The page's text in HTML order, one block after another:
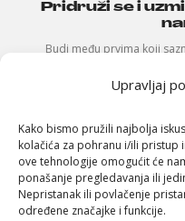
Upravljaj
Kako bismo pružili najbolja
kolačića za pohranu i/ili pristup
ove tehnologije omogućit će
ponašanje pregledavanja ili
Nepristanak ili povlačenje
određene značajke i funkcije.
Pridruži se i
Budi među prvima koji
na